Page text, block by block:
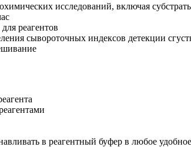
исследований, включая
реагентов
сывороточных индексов детекции
в реагентный буфер в любое